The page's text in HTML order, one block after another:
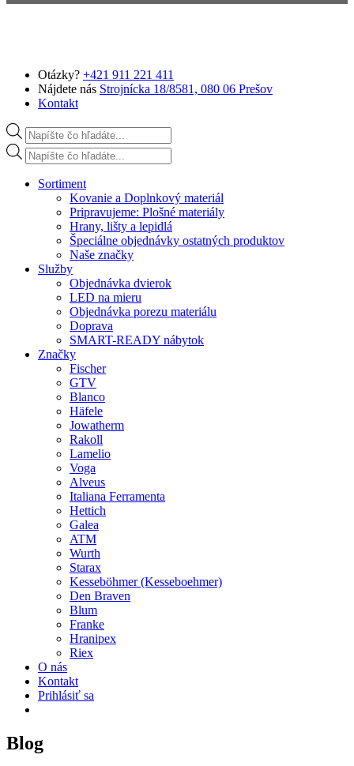
Otázky? +421 911 221 411
Nájdete nás Strojnícka 18/8581, 080 06 Prešov
Kontakt
Products search
Products search
Sortiment
Kovanie a Doplnkový materiál
Pripravujeme: Plošné materiály
Hrany, lišty a lepidlá
Špeciálne objednávky ostatných produktov
Naše značky
Služby
Objednávka dvierok
LED na mieru
Objednávka porezu materiálu
Doprava
SMART-READY nábytok
Značky
Fischer
GTV
Blanco
Häfele
Jowatherm
Rakoll
Lamelio
Voga
Alveus
Italiana Ferramenta
Hettich
Galea
ATM
Wurth
Starax
Kesseböhmer (Kesseboehmer)
Den Braven
Blum
Franke
Hranipex
Riex
O nás
Kontakt
Prihlásiť sa
Blog